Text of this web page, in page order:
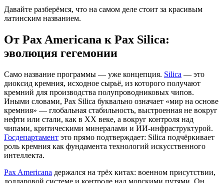
Давайте разберёмся, что на самом деле стоит за красивым
латинским названием.
От Pax Americana к Pax Silica:
эволюция гегемонии
Само название программы — уже концепция. Silica — это
диоксид кремния, исходное сырьё, из которого получают
кремний для производства полупроводниковых чипов.
Иными словами, Pax Silica буквально означает «мир на основе
кремния» — глобальная стабильность, выстроенная не вокруг
нефти или стали, как в XX веке, а вокруг контроля над
чипами, критическими минералами и ИИ-инфраструктурой.
Госдепартамент это прямо подтверждает: Silica подчёркивает
роль кремния как фундамента технологий искусственного
интеллекта.
Pax Americana держался на трёх китах: военном присутствии,
долларовой системе и контроле над морскими путями. Он